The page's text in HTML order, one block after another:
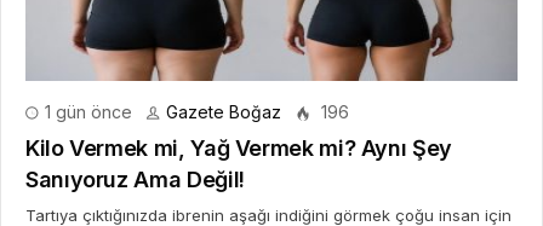
1 gün önce Gazete Boğaz 196
Kilo Vermek mi, Yağ Vermek mi? Aynı Şey
Sanıyoruz Ama Değil!
Tartıya çıktığınızda ibrenin aşağı indiğini görmek çoğu insan için